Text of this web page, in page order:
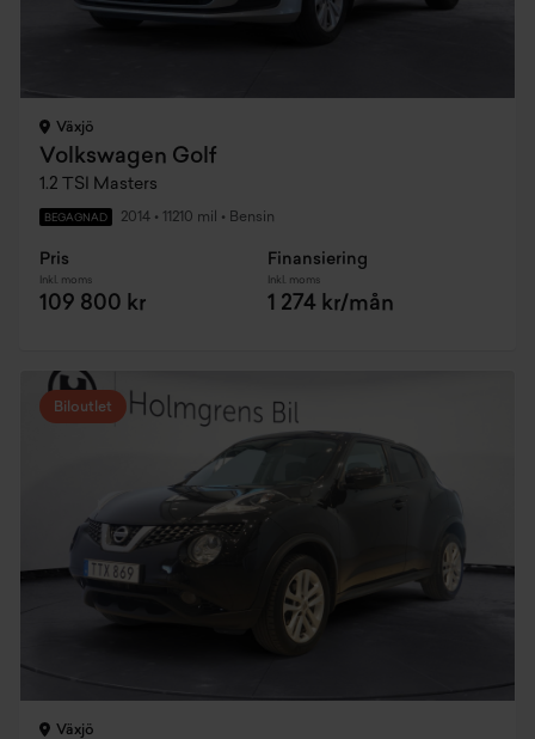
Växjö
Volkswagen Golf
1.2 TSI Masters
BEGAGNAD 2014 • 11210 mil • Bensin
Pris
Inkl. moms
109 800 kr
Finansiering
Inkl. moms
1 274 kr/mån
Biloutlet
Växjö